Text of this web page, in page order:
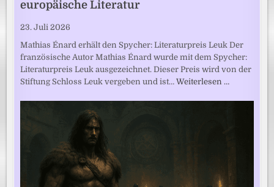
europäische Literatur
23. Juli 2026
Mathias Énard erhält den Spycher: Literaturpreis Leuk Der
französische Autor Mathias Énard wurde mit dem Spycher:
Literaturpreis Leuk ausgezeichnet. Dieser Preis wird von der
Stiftung Schloss Leuk vergeben und ist…Weiterlesen …